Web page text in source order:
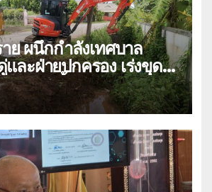
ย ผนึกกำลังเทศบาล
ละฝ่ายปกครอง เร่งขุด
างทางน้ำ ป้องกันและลด
ม